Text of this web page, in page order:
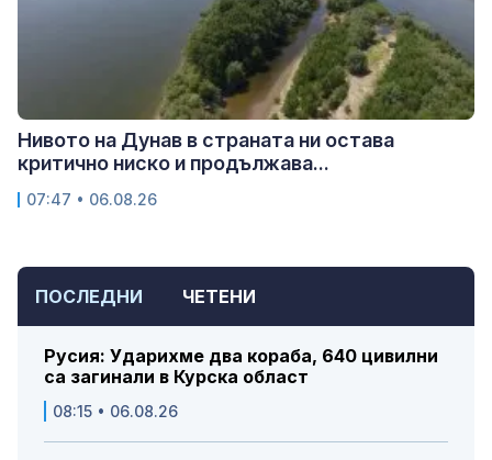
ПОСЛЕДНИ ЧЕТЕНИ
Русия: Ударихме два кораба, 640 цивилни
са загинали в Курска област
08:15 • 06.08.26
Нивото на Дунав в страната ни остава
критично ниско и продължава...
07:47 • 06.08.26